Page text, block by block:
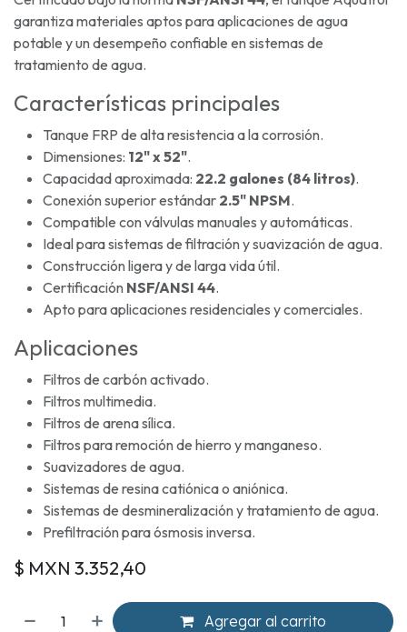
garantiza materiales aptos para aplicaciones de agua
potable y un desempeño confiable en sistemas de
tratamiento de agua.
Características principales
Tanque FRP de alta resistencia a la corrosión.
Dimensiones: 12" x 52".
Capacidad aproximada: 22.2 galones (84 litros).
Conexión superior estándar 2.5" NPSM.
Compatible con válvulas manuales y automáticas.
Ideal para sistemas de filtración y suavización de agua.
Construcción ligera y de larga vida útil.
Certificación NSF/ANSI 44.
Apto para aplicaciones residenciales y comerciales.
Aplicaciones
Filtros de carbón activado.
Filtros multimedia.
Filtros de arena sílica.
Filtros para remoción de hierro y manganeso.
Suavizadores de agua.
Sistemas de resina catiónica o aniónica.
Sistemas de desmineralización y tratamiento de agua.
Prefiltración para ósmosis inversa.
$ MXN 3.352,40
Agregar al carrito